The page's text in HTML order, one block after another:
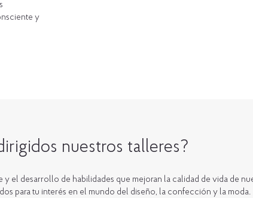
y
nuestros talleres?
el desarrollo de habilidades que mejoran la calidad de vida de
para tu interés en el mundo del diseño, la confección y la moda.